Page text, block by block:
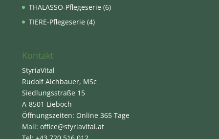
THALASSO-Pflegeserie (6)
TIERE-Pflegeserie (4)
Kontakt
StyriaVital
Rudolf Aichbauer, MSc
Siedlungsstraße 15
A-8501 Lieboch
Öffnungszeiten: Online 365 Tage
Mail: office@styriavital.at